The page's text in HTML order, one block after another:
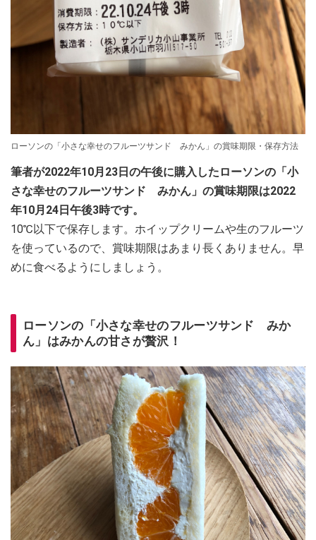
ローソンの「小さな幸せのフルーツサンド みかん」の賞味期限・保存方法
筆者が2022年10月23日の午後に購入したローソンの「小
さな幸せのフルーツサンド みかん」の賞味期限は2022
年10月24日午後3時です。
10℃以下で保存します。ホイップクリームや生のフルーツ
を使っているので、賞味期限はあまり長くありません。早
めに食べるようにしましょう。
ローソンの「小さな幸せのフルーツサンド みか
ん」はみかんの甘さが贅沢！